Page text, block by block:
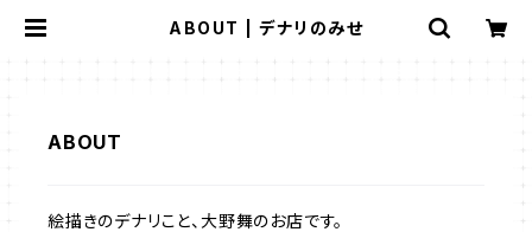
ABOUT | デナリのみせ
ABOUT
絵描きのデナリこと、大野舞のお店です。